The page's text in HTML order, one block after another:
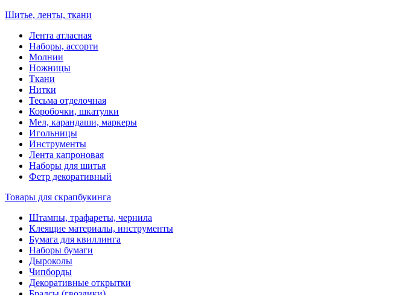
Шитье, ленты, ткани
Лента атласная
Наборы, ассорти
Молнии
Ножницы
Ткани
Нитки
Тесьма отделочная
Коробочки, шкатулки
Мел, карандаши, маркеры
Игольницы
Инструменты
Лента капроновая
Наборы для шитья
Фетр декоративный
Товары для скрапбукинга
Штампы, трафареты, чернила
Клеящие материалы, инструменты
Бумага для квиллинга
Наборы бумаги
Дыроколы
Чипборды
Декоративные открытки